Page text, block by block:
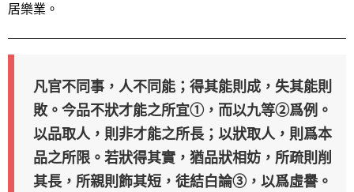
居樂業。
凡官不同事，人不同能；得其能則成，失其能則
敗。今品不狀才能之所宜①，而以九等②爲例。
以品取人，則非才能之所長；以狀取人，則爲本
品之所限。若狀得其實，猶品狀相妨，所疏則削
其長，所親則飾其短，徒結白論③，以爲虛譽。